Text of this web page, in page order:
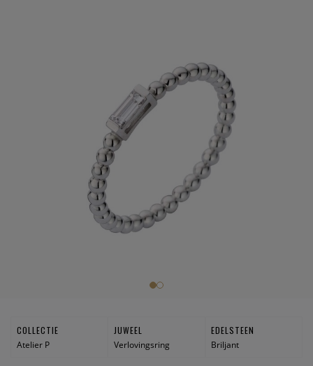
COLLECTIE
Atelier P
JUWEEL
Verlovingsring
EDELSTEEN
Briljant